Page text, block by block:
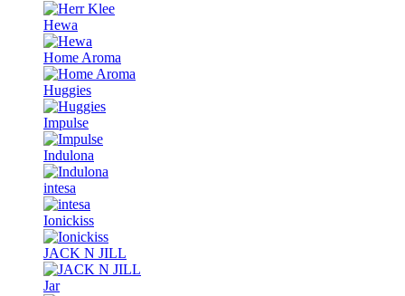
Hewa
Home Aroma
Huggies
Impulse
Indulona
intesa
Ionickiss
JACK N JILL
Jar